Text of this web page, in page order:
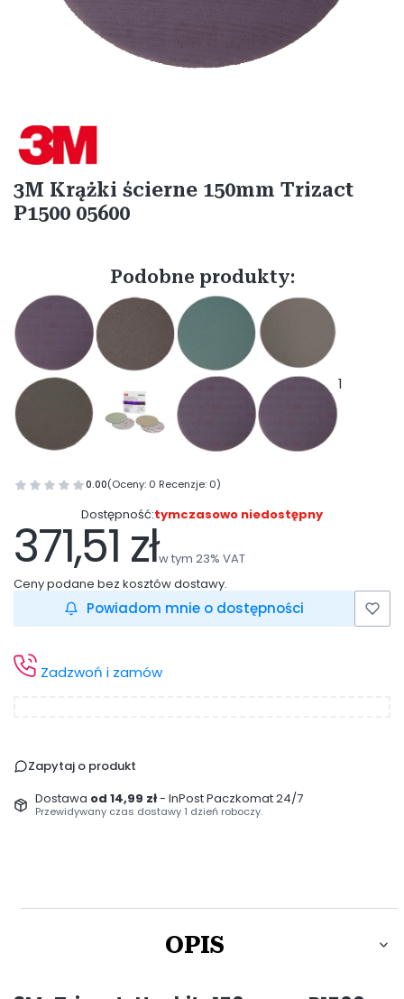
Etykiety
3M Krążki ścierne 150mm Trizact
P1500 05600
Podobne produkty:
1
0.00(Oceny: 0 Recenzje: 0)
Dostępność:tymczasowo niedostępny
Cena
371,51 złw tym 23% VAT
w tym 23% VAT
Ceny podane bez kosztów dostawy.
Powiadom mnie o dostępności
Zadzwoń i zamów
Zapytaj o produkt
Dostawa od 14,99 zł- InPost Paczkomat 24/7
Przewidywany czas dostawy 1 dzień roboczy.
OPIS